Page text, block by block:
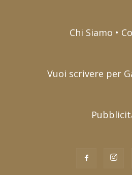
Chi Siamo •
Vuoi scrivere per